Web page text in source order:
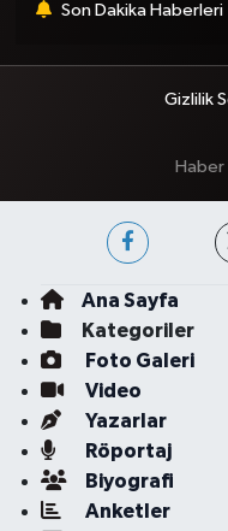
Son Dakika Haberleri
Gizlilik
Haber
Ana Sayfa
Kategoriler
Foto Galeri
Video
Yazarlar
Röportaj
Biyografi
Anketler